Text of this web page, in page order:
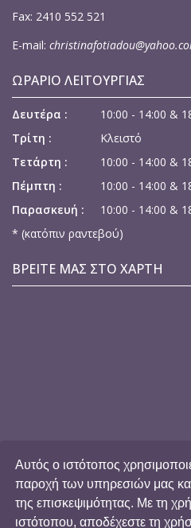
Αυτός ο ιστότοπος
παροχή των υπηρεσιών μας
της επισκεψιμότητας. Με τη
ιστότοπου, αποδέχεστε τη
Fax: 2410 552 521
E-mail:
ΩΡΆΡΙΟ ΛΕΙΤΟΥΡΓΊΑΣ
Δευτέρα :
10:00 - 14:00 &
Τρίτη :
Κλειστό
Τετάρτη :
10:00 - 14:00 &
Πέμπτη :
10:00 - 14:00 &
Παρασκευή :
10:00 - 14:00 &
* (κατόπιν ραντεβού)
ΒΡΕΙΤΕ ΜΑΣ ΣΤΟ ΧΑΡΤΗ
© 2017 Dr. Χριστίνα Φωτιάδου-